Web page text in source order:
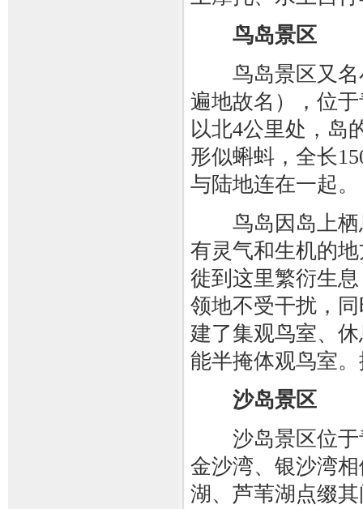
鸟岛景区
鸟岛景区又名
遍地故名），位
以北4公里处，岛
形似蝌蚪，全长
与陆地连在一起。
鸟岛因岛上栖
有灵气和生机的
徙到这里繁衍生
领地不受干扰，
建了集观鸟室、
能半掩体观鸟室
沙岛景区
沙岛景区位于
金沙湾、银沙湾
湖、芦苇湖点缀